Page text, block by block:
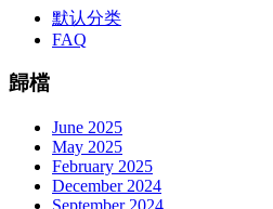
默认分类
FAQ
歸檔
June 2025
May 2025
February 2025
December 2024
September 2024